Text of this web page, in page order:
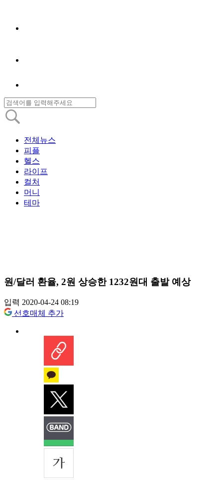
전체뉴스
피플
헬스
라이프
컬처
머니
테마
원/달러 환율, 2원 상승한 1232원대 출발 예상
입력 2020-04-24 08:19
선호매체 추가